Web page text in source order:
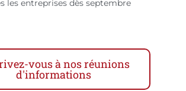
les entreprises dès septembre
vous à nos réunions
d'informations